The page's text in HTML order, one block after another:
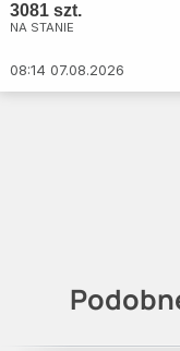
3081 szt.
NA STANIE
08:14 07.08.2026